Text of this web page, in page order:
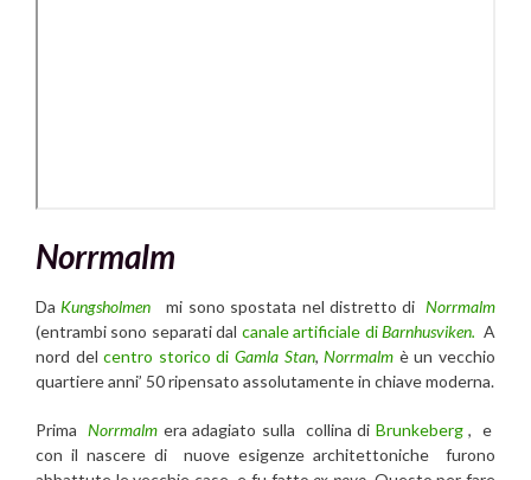
Norrmalm
Da Kungsholmen mi sono spostata nel distretto diNorrmalm
(entrambi sono separati dal canale artificiale diBarnhusviken.A
nord delcentro storico diGamla Stan,Norrmalm è un vecchio
quartiere anni’ 50 ripensato assolutamente in chiave moderna.
Prima Norrmalm era adagiato sulla collina di Brunkeberg, e
con il nascere di nuove esigenze architettoniche furono